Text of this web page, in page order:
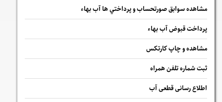
مشاهده سوابق صورتحساب و پرداختي ها آب بهاء
پرداخت قبوض آب بهاء
مشاهده و چاپ کارتکس
ثبت شماره تلفن همراه
اطلاع رسانی قطعی آب